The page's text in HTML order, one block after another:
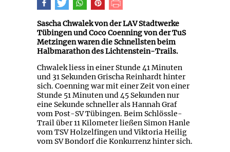
Sascha Chwalek von der LAV Stadtwerke
Tübingen und Coco Coenning von der TuS
Metzingen waren die Schnellsten beim
Halbmarathon des Lichtenstein-Trails.
Chwalek liess in einer Stunde 41 Minuten
und 31 Sekunden Grischa Reinhardt hinter
sich. Coenning war mit einer Zeit von einer
Stunde 51 Minuten und 45 Sekunden nur
eine Sekunde schneller als Hannah Graf
vom Post-SV Tübingen. Beim Schlössle-
Trail über 11 Kilometer ließen Simon Hanle
vom TSV Holzelfingen und Viktoria Heilig
vom SV Bondorf die Konkurrenz hinter sich.